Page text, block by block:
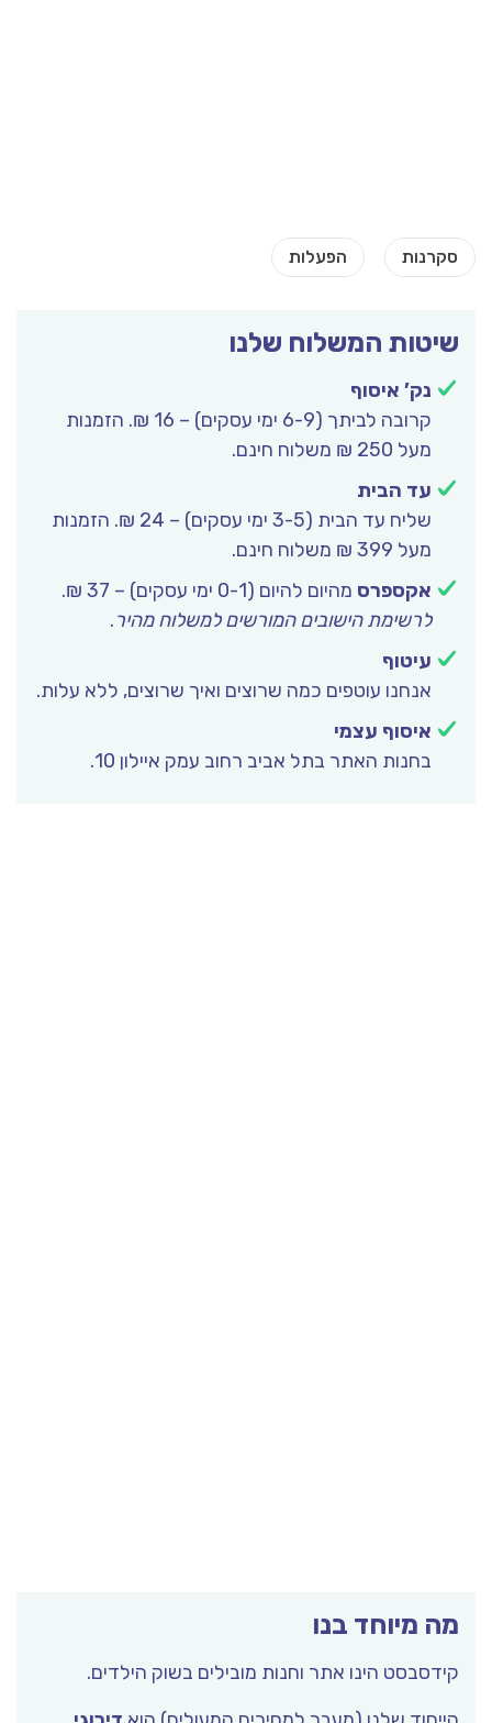
שיטות המשלוח שלנו
נק’ איסוף
קרובה לביתך (6-9 ימי עסקים) – 16 ₪. הזמנות
מעל 250 ₪ משלוח חינם.
עד הבית
שליח עד הבית (3-5 ימי עסקים) – 24 ₪. הזמנות
מעל 399 ₪ משלוח חינם.
אקספרס מהיום להיום (0-1 ימי עסקים) – 37 ₪.
לרשימת הישובים המורשים למשלוח מהיר.
עיטוף
אנחנו עוטפים כמה שרוצים ואיך שרוצים, ללא עלות.
איסוף עצמי
בחנות האתר בתל אביב רחוב עמק איילון 10.
מה מיוחד בנו
קידסבסט הינו אתר וחנות מובילים בשוק הילדים.